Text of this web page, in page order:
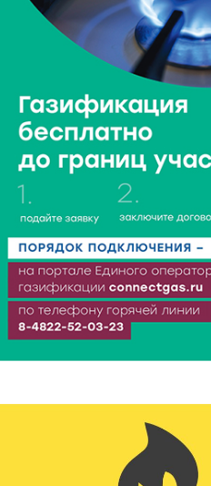
Ботанические лаборатории в
область запускает масштабный
В Ржеве чествовали работников
отрасли
7 Авг 2026 18:10 169
Зарядка со стражем порядка
«Чайке»
7 Авг 2026 18:02 373
В Нило-Столобенской пустыни
реставрация фасада исторической
Крестовоздвиженской церкви
298
Названы первые победители